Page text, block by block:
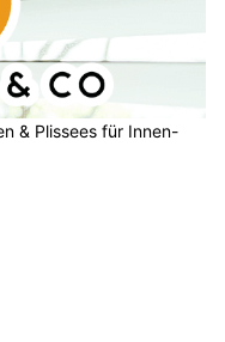
& Plissees für Innen-